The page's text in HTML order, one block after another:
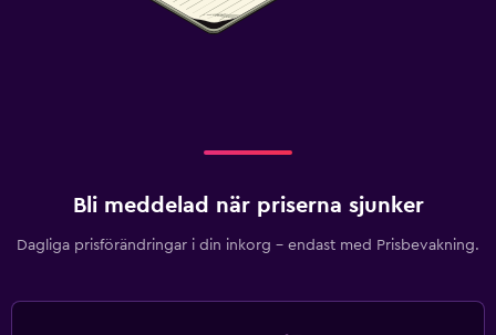
Bli meddelad när priserna sjunker
Dagliga prisförändringar i din inkorg – endast med Prisbevakning.